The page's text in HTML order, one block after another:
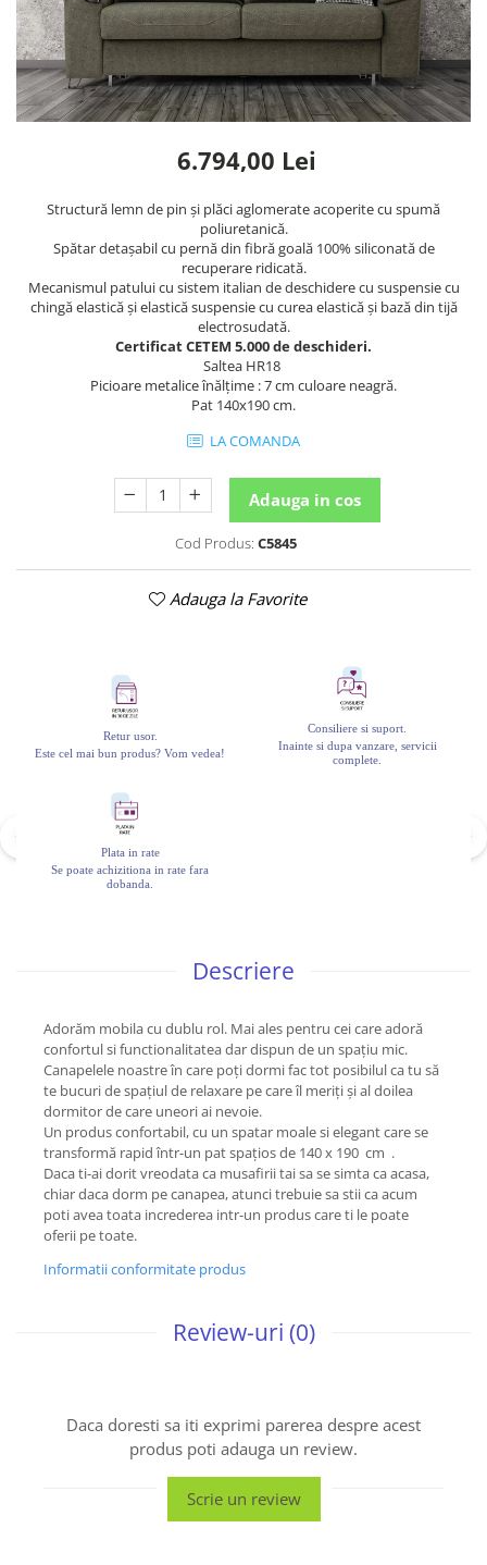
Oferte speciale
Sezlong living
6.794,00 Lei
Structură lemn de pin și plăci aglomerate acoperite cu spumă
poliuretanică.
Spătar detașabil cu pernă din fibră goală 100% siliconată de
recuperare ridicată.
Mecanismul patului cu sistem italian de deschidere cu suspensie cu
chingă elastică și elastică suspensie cu curea elastică și bază din tijă
electrosudată.
Certificat CETEM 5.000 de deschideri.
Saltea HR18
Picioare metalice înălțime : 7 cm culoare neagră.
Pat 140x190 cm.
LA COMANDA
Adauga in cos
Cod Produs: C5845
Adauga la Favorite
Retur usor.
Este cel mai bun produs? Vom vedea!
Consiliere si suport.
Inainte si dupa vanzare, servicii
complete.
Plata in rate
Se poate achizitiona in rate fara
dobanda.
Descriere
Adorăm mobila cu dublu rol. Mai ales pentru cei care adoră
confortul si functionalitatea dar dispun de un spațiu mic.
Canapelele noastre în care poți dormi fac tot posibilul ca tu să
te bucuri de spațiul de relaxare pe care îl meriți și al doilea
dormitor de care uneori ai nevoie.
Un produs confortabil, cu un spatar moale si elegant care se
transformă rapid într-un pat spaţios de 140 x 190 cm .
Daca ti-ai dorit vreodata ca musafirii tai sa se simta ca acasa,
chiar daca dorm pe canapea, atunci trebuie sa stii ca acum
poti avea toata increderea intr-un produs care ti le poate
oferii pe toate.
Informatii conformitate produs
Review-uri (0)
Daca doresti sa iti exprimi parerea despre acest
produs poti adauga un review.
Scrie un review